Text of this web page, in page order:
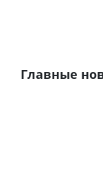
Главные